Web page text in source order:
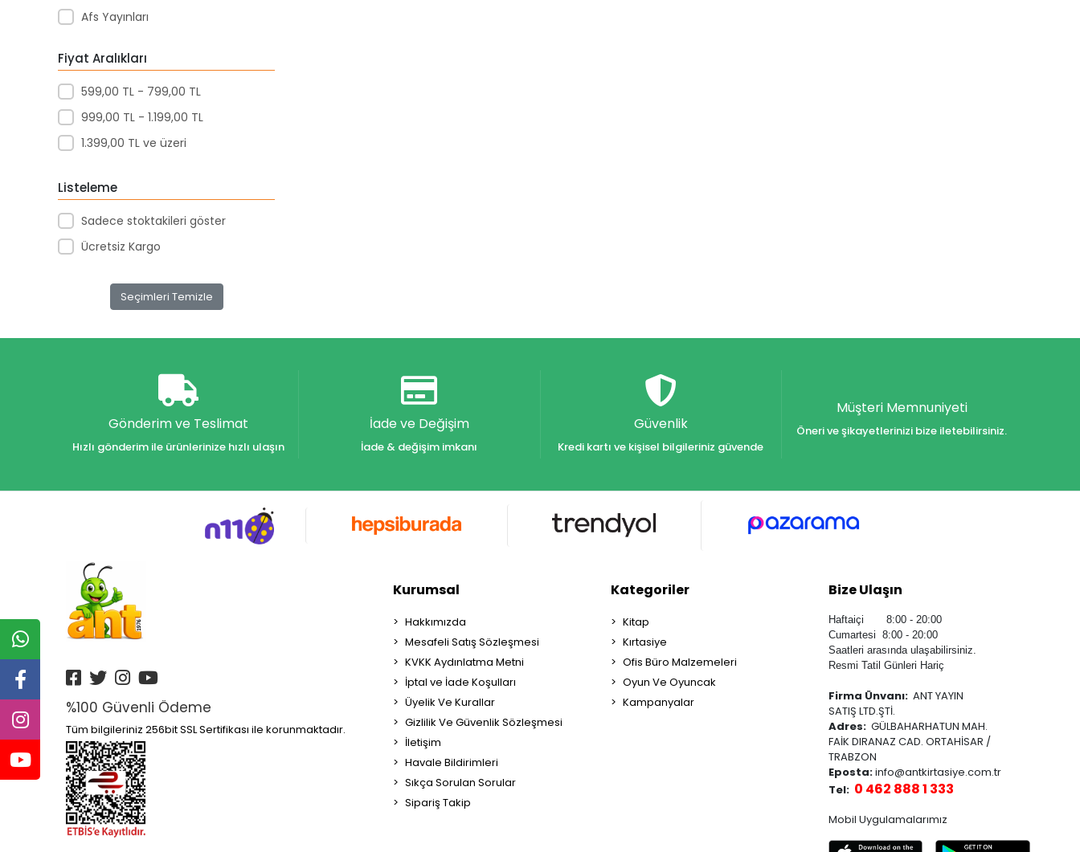
Afs Yayınları
Agt
Aıhao
Akademi Denizi Yayınları
Akar Kırtasiye
Aktive Oyuncak
Akvaryum Yayınları
Alex
Alfa Yayınları
Alpino Çocuk Yayınları
Altın Karma Yayınları
Anatolia Kitap Yayınları
Anatolian
Ankara Yayınları
Ant
Antik Yayınları
Antrenmanlarla Yayınları
Aperatifyayınları
Aprıl Yayınları
Apron Yayınları
Arı Yayıncılık
Fiyat Aralıkları
599,00 TL - 799,00 TL
999,00 TL - 1.199,00 TL
1.399,00 TL ve üzeri
Listeleme
Sadece stoktakileri göster
Ücretsiz Kargo
Seçimleri Temizle
Gönderim ve Teslimat
Hızlı gönderim ile ürünlerinize hızlı ulaşın
İade ve Değişim
İade & değişim imkanı
Güvenlik
Kredi kartı ve kişisel bilgileriniz güvende
Müşteri Memnuniyeti
Öneri ve şikayetlerinizi bize iletebilirsiniz.
%100 Güvenli Ödeme
Tüm bilgileriniz 256bit SSL Sertifikası ile korunmaktadır.
Kurumsal
Hakkımızda
Mesafeli Satış Sözleşmesi
KVKK Aydınlatma Metni
İptal ve İade Koşulları
Üyelik Ve Kurallar
Gizlilik Ve Güvenlik Sözleşmesi
İletişim
Havale Bildirimleri
Sıkça Sorulan Sorular
Sipariş Takip
Kategoriler
Kitap
Kırtasiye
Ofis Büro Malzemeleri
Oyun Ve Oyuncak
Kampanyalar
Bize Ulaşın
Haftaiçi 8:00 - 20:00
Cumartesi 8:00 - 20:00
Saatleri arasında ulaşabilirsiniz.
Resmi Tatil Günleri Hariç
Firma Ünvanı: ANT YAYIN
SATIŞ LTD.ŞTİ.
Adres: GÜLBAHARHATUN MAH.
FAİK DIRANAZ CAD. ORTAHİSAR /
TRABZON
Eposta:info@antkirtasiye.com.tr
Tel: 0 462 888 1 333
Mobil Uygulamalarımız